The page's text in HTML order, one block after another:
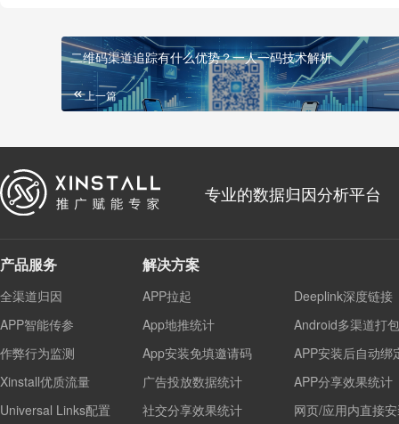
二维码渠道追踪有什么优势？一人一码技术解析
上一篇
专业的数据归因分析平台
产品服务
全渠道归因
APP智能传参
作弊行为监测
Xinstall优质流量
Universal Links配置
解决方案
APP拉起
Deeplink深度链接
App地推统计
Android多渠道打包
App安装免填邀请码
APP安装后自动绑
广告投放数据统计
APP分享效果统计
社交分享效果统计
网页/应用内直接